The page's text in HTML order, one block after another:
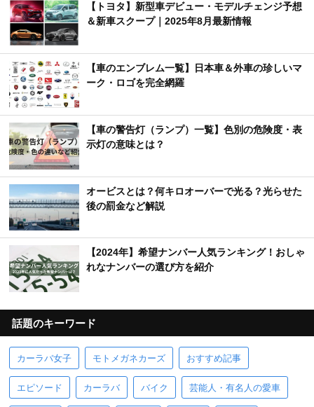
【トヨタ】新型車デビュー・モデルチェンジ予想
＆新車スクープ｜2025年8月最新情報
【車のエンブレム一覧】日本車＆外車の珍しいマ
ーク・ロゴを完全網羅
【車の警告灯（ランプ）一覧】色別の危険度・表
示灯の意味とは？
オービスとは？何キロオーバーで光る？光らせた
後の罰金など解説
【2024年】希望ナンバー人気ランキング！おしゃ
れなナンバーの選び方を紹介
話題のキーワード
カーラバ女子 モトメガネカーズ おすすめ記事
エピソード カーラバ バイク 芸能人・有名人の愛車